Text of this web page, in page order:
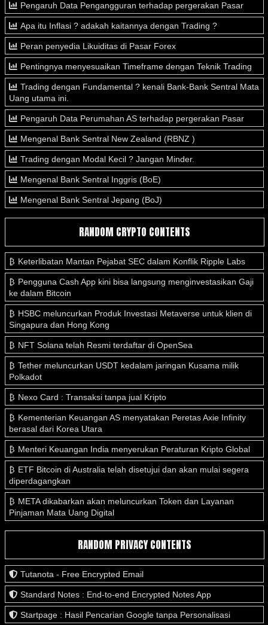
Pengaruh Data Pengangguran terhadap pergerakan Pasar
Apa itu Inflasi ? adakah kaitannya dengan Trading ?
Peran penyedia Likuiditas di Pasar Forex
Pentingnya menyesuaikan Timeframe dengan Teknik Trading
Trading dengan Fundamental ? kenali Bank-Bank Sentral Mata
Uang utama ini.
Pengaruh Data Perumahan AS terhadap pergerakan Pasar
Mengenal Bank Sentral New Zealand (RBNZ )
Trading dengan Modal Kecil ? Jangan Minder.
Mengenal Bank Sentral Inggris (BoE)
Mengenal Bank Sentral Jepang (BoJ)
RANDOM CRYPTO CONTENTS
Keterlibatan Mantan Pejabat SEC dalam Konflik Ripple Labs
Pengguna Cash App kini bisa langsung menginvestasikan Gaji
ke dalam Bitcoin
HSBC meluncurkan Produk Investasi Metaverse untuk klien di
Singapura dan Hong Kong
NFT Solana telah Resmi terdaftar di OpenSea
Tether meluncurkan USDT kedalam jaringan Kusama milik
Polkadot
Nexo Card : Transaksi tanpa jual Kripto
Kementerian Keuangan AS menyatakan Peretas Axie Infinity
berasal dari Korea Utara
Menteri Keuangan India menyerukan Peraturan Kripto Global
ETF Bitcoin di Australia telah disetujui dan akan mulai segera
diperdagangkan
META dikabarkan akan meluncurkan Token dan Layanan
Pinjaman Mata Uang Digital
RANDOM PRIVACY CONTENTS
Tutanota - Free Encrypted Email
Standard Notes : End-to-end Encrypted Notes App
Startpage : Hasil Pencarian Google tanpa Personalisasi